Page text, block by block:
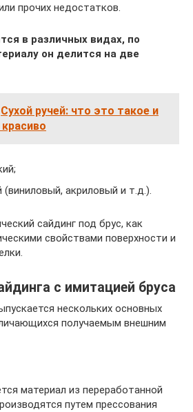
прочих недостатков.
в различных видах, по
он делится на две
Сухой ручей: что это такое и
акриловый и т.д.).
сайдинг под брус, как
свойствами поверхности и
с имитацией бруса
нескольких основных
получаемым внешним
материал из переработанной
путем прессования